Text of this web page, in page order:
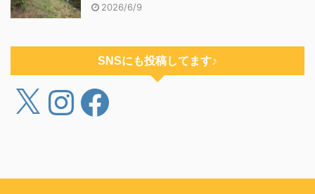
2026/6/9
SNSにも投稿してます♪